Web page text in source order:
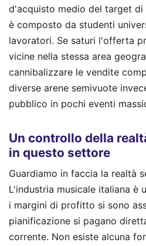
d'acquisto medio del target di
è composto da studenti
lavoratori. Se saturi l'offerta
vicine nella stessa area
cannibalizzare le vendite
diverse arene semivuote
pubblico in pochi eventi
Un controllo della
in questo settore
Guardiamo in faccia la realtà
L'industria musicale italiana è
i margini di profitto si sono
pianificazione si pagano
corrente. Non esiste alcuna